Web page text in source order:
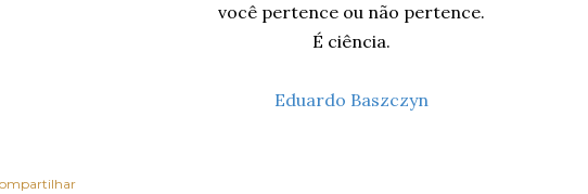
você pertence ou não pertence.
É ciência.
Eduardo Baszczyn